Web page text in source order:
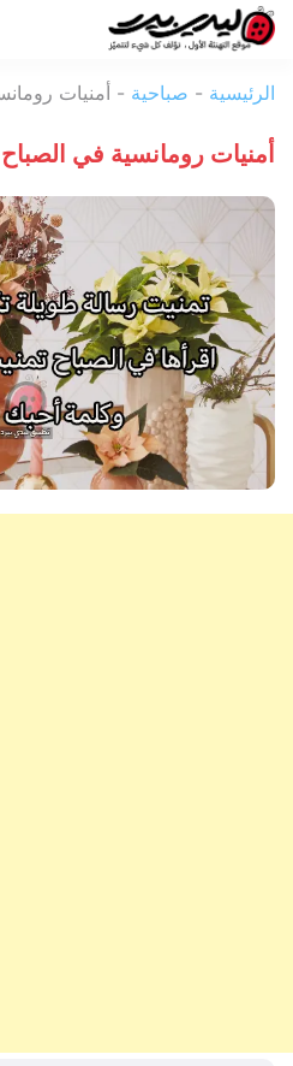
بيرد
الرئيسية - صباحية - أمنيات
أمنيات رومانسية في الصباح